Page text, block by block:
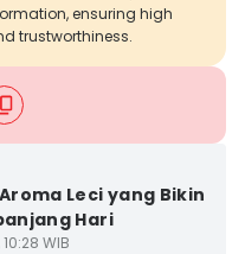
ensuring high
trustworthiness.
Leci yang Bikin
Hari
WIB